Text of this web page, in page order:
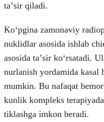
taʼsir qiladi.
Koʻpgina zamonaviy
nuklidlar asosida ishlab
asosida taʼsir koʻrsatadi.
nurlanish yordamida kasal
mumkin. Bu nafaqat
kunlik kompleks
tiklashga imkon beradi.